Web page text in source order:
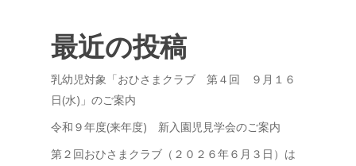
最近の投稿
乳幼児対象「おひさまクラブ 第４回 ９月１６
日(水)」のご案内
令和９年度(来年度) 新入園児見学会のご案内
第２回おひさまクラブ（２０２６年６月３日）は